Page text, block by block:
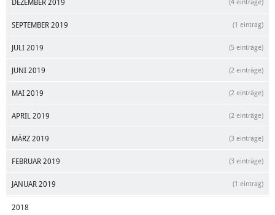
DEZEMBER 2019 (4 einträge)
SEPTEMBER 2019 (1 eintrag)
JULI 2019 (5 einträge)
JUNI 2019 (2 einträge)
MAI 2019 (2 einträge)
APRIL 2019 (2 einträge)
MÄRZ 2019 (3 einträge)
FEBRUAR 2019 (3 einträge)
JANUAR 2019 (1 eintrag)
2018